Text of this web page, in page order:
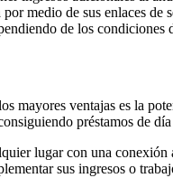
medio de sus enlaces de
de los condiciones
mayores ventajas es la
préstamos de
lugar con una
sus ingresos o